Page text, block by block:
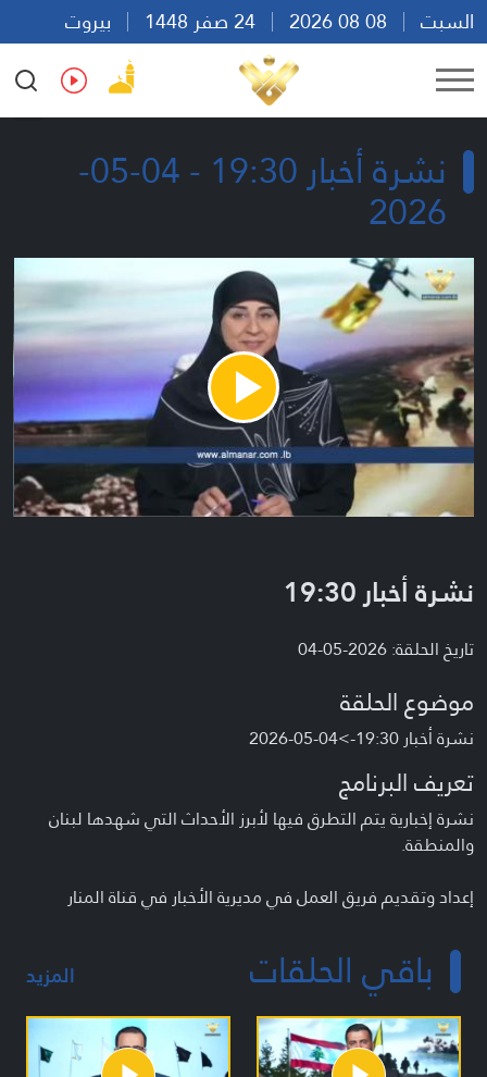
السبت
بيروت
20:27
Ar En Fr Es
نشرة أخبار 19:30 - 04-05-
2026
Play
Video
نشرة أخبار 19:30
تاريخ الحلقة: 2026-05-04
موضوع الحلقة
نشرة أخبار 19:30->04-05-2026
تعريف البرنامج
نشرة إخبارية يتم التطرق فيها لأبرز الأحداث التي شهدها لبنان
والمنطقة.
إعداد وتقديم فريق العمل في مديرية الأخبار في قناة المنار
باقي الحلقات المزيد